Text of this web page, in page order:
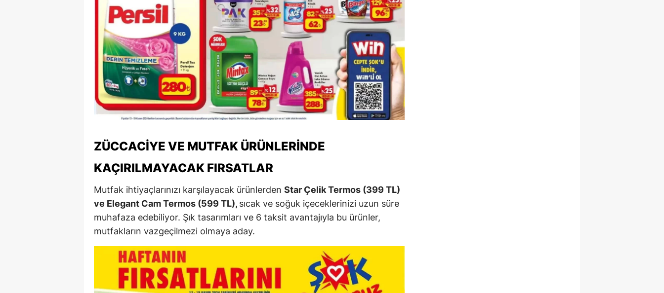
Kırklareli
Kırşehir
Kocaeli
Konya
Kütahya
Malatya
Muğla
Muş
Nevşehir
Ordu
ZÜCCACIYE VE MUTFAK ÜRÜNLERINDE
KAÇIRILMAYACAK FIRSATLAR
Mutfak ihtiyaçlarınızı karşılayacak ürünlerden Star Çelik Termos (399 TL)
ve Elegant Cam Termos (599 TL), sıcak ve soğuk içeceklerinizi uzun süre
muhafaza edebiliyor. Şık tasarımları ve 6 taksit avantajıyla bu ürünler,
mutfakların vazgeçilmezi olmaya aday.